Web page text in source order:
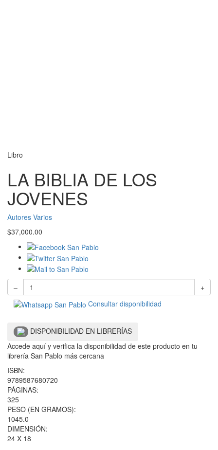
Libro
LA BIBLIA DE LOS
JOVENES
Autores Varios
$37,000.00
–
+
Consultar disponibilidad
DISPONIBILIDAD EN LIBRERÍAS
Accede aquí y verifica la disponibilidad de este producto en tu
librería San Pablo más cercana
ISBN:
9789587680720
PÁGINAS:
325
PESO (EN GRAMOS):
1045.0
DIMENSIÓN:
24 X 18